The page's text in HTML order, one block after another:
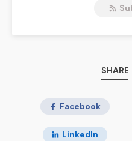
Chaque épisode est
Site officiel du Podcast Le
https://podcastledeclic.fr/
Hébergé par Ausha. Visitez
SHARE
Facebook
LinkedIn